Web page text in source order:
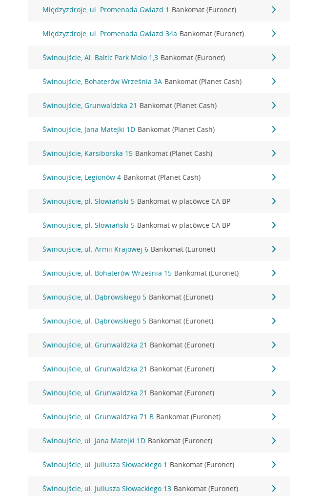
Międzyzdroje, ul. Promenada Gwiazd 1 Bankomat (Euronet)
Międzyzdroje, ul. Promenada Gwiazd 34a Bankomat (Euronet)
Świnoujście, Al. Baltic Park Molo 1,3 Bankomat (Euronet)
Świnoujście, Bohaterów Września 3A Bankomat (Planet Cash)
Świnoujście, Grunwaldzka 21 Bankomat (Planet Cash)
Świnoujście, Jana Matejki 1D Bankomat (Planet Cash)
Świnoujście, Karsiborska 15 Bankomat (Planet Cash)
Świnoujście, Legionów 4 Bankomat (Planet Cash)
Świnoujście, pl. Słowiański 5 Bankomat w placówce CA BP
Świnoujście, pl. Słowiański 5 Bankomat w placówce CA BP
Świnoujście, ul. Armii Krajowej 6 Bankomat (Euronet)
Świnoujście, ul. Bohaterów Września 15 Bankomat (Euronet)
Świnoujście, ul. Dąbrowskiego 5 Bankomat (Euronet)
Świnoujście, ul. Dąbrowskiego 5 Bankomat (Euronet)
Świnoujście, ul. Grunwaldzka 21 Bankomat (Euronet)
Świnoujście, ul. Grunwaldzka 21 Bankomat (Euronet)
Świnoujście, ul. Grunwaldzka 21 Bankomat (Euronet)
Świnoujście, ul. Grunwaldzka 71 B Bankomat (Euronet)
Świnoujście, ul. Jana Matejki 1D Bankomat (Euronet)
Świnoujście, ul. Juliusza Słowackiego 1 Bankomat (Euronet)
Świnoujście, ul. Juliusza Słowackiego 13 Bankomat (Euronet)